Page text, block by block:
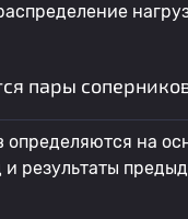
пары
определяются на
результаты